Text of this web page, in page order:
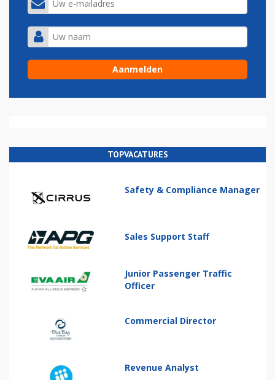
TOPVACATURES
Safety & Compliance Manager
Sales Support Staff
Junior Passenger Traffic
Officer
Commercial Director
Revenue Analyst